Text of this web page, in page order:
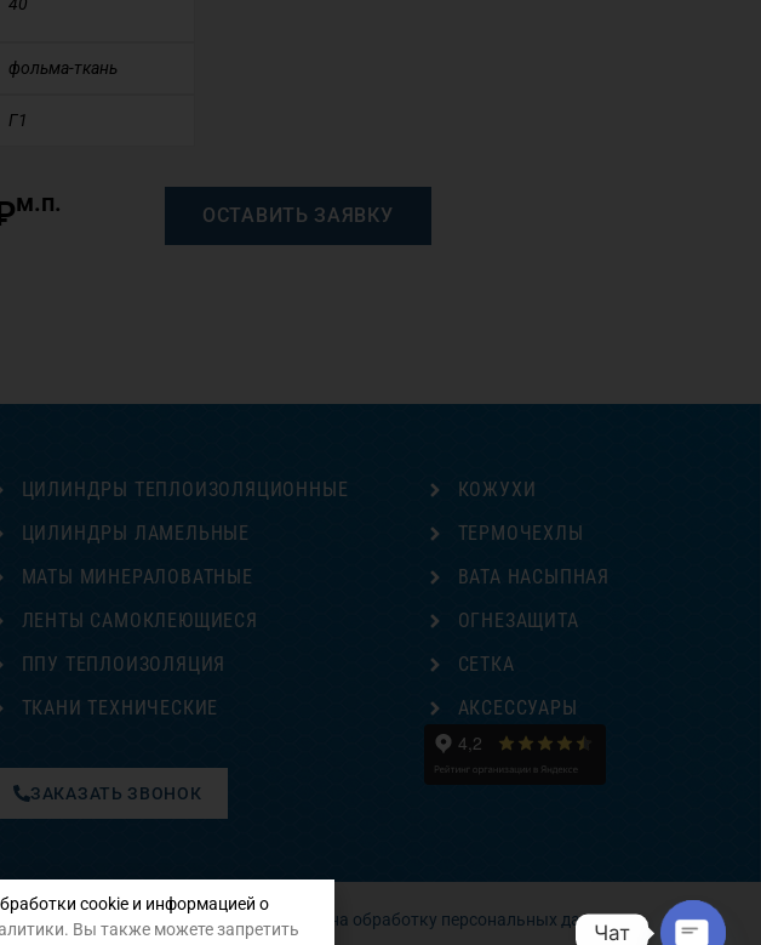
фольма-ткань
Г1
м.п. ОСТАВИТЬ ЗАЯВКУ
ЦИЛИНДРЫ ТЕПЛОИЗОЛЯЦИОННЫЕ
ЦИЛИНДРЫ ЛАМЕЛЬНЫЕ
МАТЫ МИНЕРАЛОВАТНЫЕ
ЛЕНТЫ САМОКЛЕЮЩИЕСЯ
ППУ ТЕПЛОИЗОЛЯЦИЯ
ТКАНИ ТЕХНИЧЕСКИЕ
ЗАКАЗАТЬ ЗВОНОК
КОЖУХИ
ТЕРМОЧЕХЛЫ
ВАТА НАСЫПНАЯ
ОГНЕЗАЩИТА
СЕТКА
АКСЕССУАРЫ
Согласие на обработку персональных данных
Чат
cookie и информацией о
Вы также можете запретить